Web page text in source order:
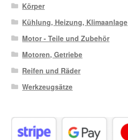
Körper
Kühlung, Heizung, Klimaanlage
Motor - Teile und Zubehör
Motoren, Getriebe
Reifen und Räder
Werkzeugsätze